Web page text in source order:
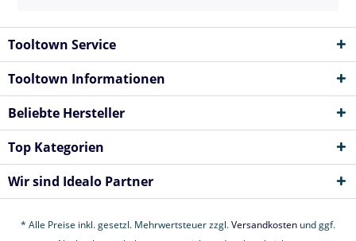
Tooltown Service
Tooltown Informationen
Beliebte Hersteller
Top Kategorien
Wir sind Idealo Partner
* Alle Preise inkl. gesetzl. Mehrwertsteuer zzgl.Versandkosten und ggf.